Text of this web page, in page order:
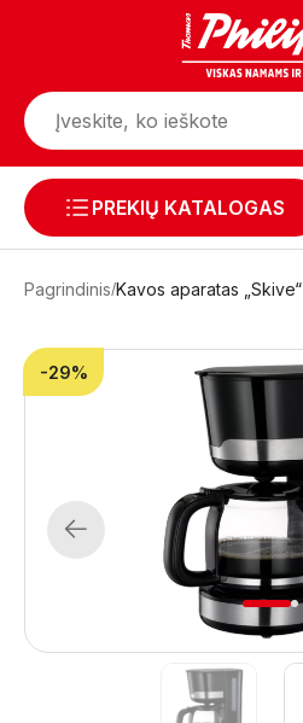
PREKIŲ KATALOGAS
Pagrindinis Kavos aparatas „Skive“
-29%
Previous
1 2